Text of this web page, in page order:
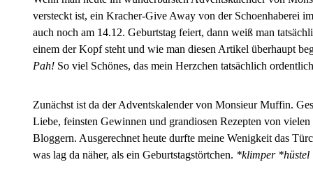
versteckt ist, ein Kracher-Give Away von der Schoenhaberei
auch noch am 14.12. Geburtstag feiert, dann weiß man
einem der Kopf steht und wie man diesen Artikel überhaupt
Pah! So viel Schönes, das mein Herzchen tatsächlich
Zunächst ist da der Adventskalender von Monsieur Muffin.
Liebe, feinsten Gewinnen und grandiosen Rezepten von
Bloggern. Ausgerechnet heute durfte meine Wenigkeit das
was lag da näher, als ein Geburtstagstörtchen. *klimper